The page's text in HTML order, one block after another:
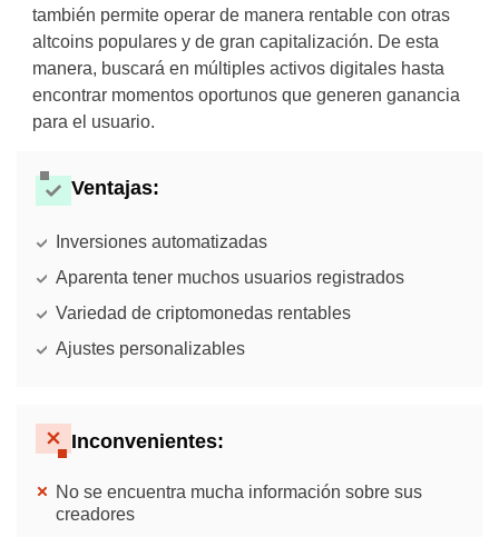
también permite operar de manera rentable con otras
altcoins populares y de gran capitalización. De esta
manera, buscará en múltiples activos digitales hasta
encontrar momentos oportunos que generen ganancia
para el usuario.
Ventajas:
Inversiones automatizadas
Aparenta tener muchos usuarios registrados
Variedad de criptomonedas rentables
Ajustes personalizables
Inconvenientes:
No se encuentra mucha información sobre sus
creadores